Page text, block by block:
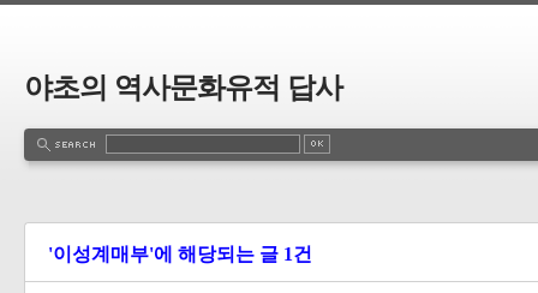
야초의 역사문화유적 답사
'이성계매부'에 해당되는 글 1건